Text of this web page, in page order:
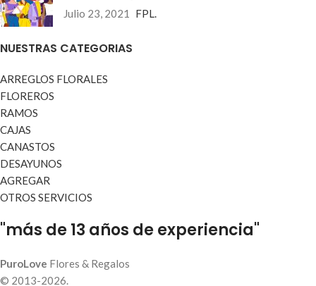
Julio 23, 2021 FPL.
NUESTRAS CATEGORIAS
ARREGLOS FLORALES
FLOREROS
RAMOS
CAJAS
CANASTOS
DESAYUNOS
AGREGAR
OTROS SERVICIOS
"más de 13 años de experiencia"
PuroLove Flores & Regalos
© 2013-2026.